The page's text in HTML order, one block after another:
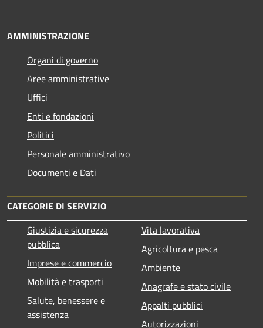
AMMINISTRAZIONE
Organi di governo
Aree amministrative
Uffici
Enti e fondazioni
Politici
Personale amministrativo
Documenti e Dati
CATEGORIE DI SERVIZIO
Giustizia e sicurezza
pubblica
Imprese e commercio
Mobilità e trasporti
Salute, benessere e
assistenza
Vita lavorativa
Agricoltura e pesca
Ambiente
Anagrafe e stato civile
Appalti pubblici
Autorizzazioni